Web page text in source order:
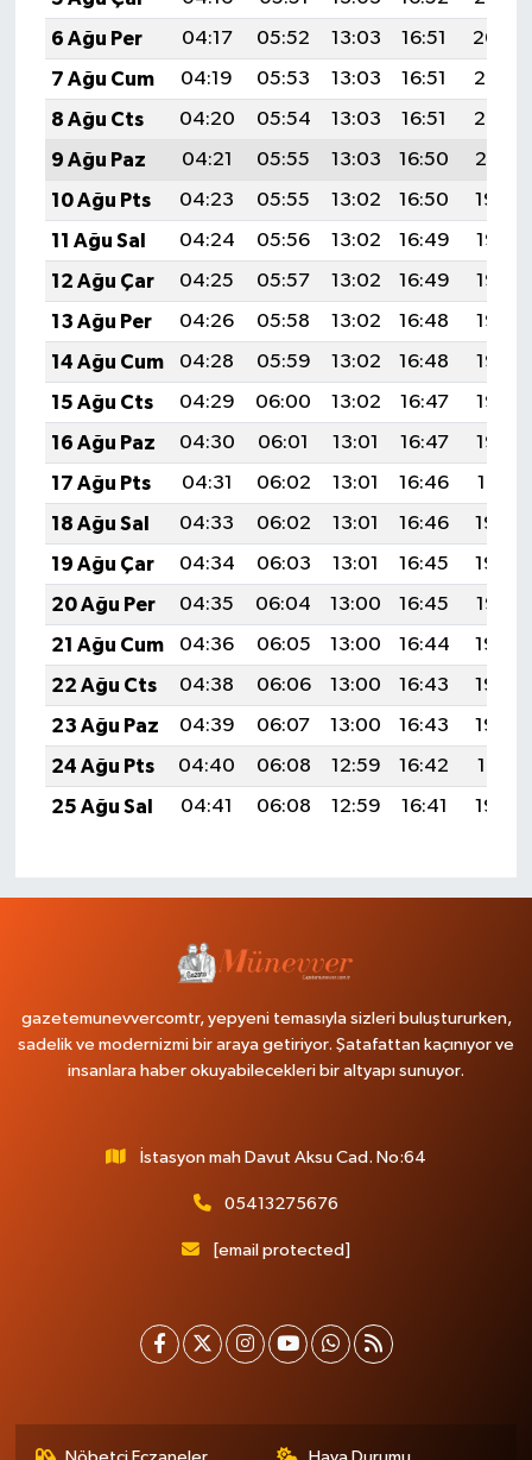
6 Ağu Per
04:17 05:52 13:03 16:51
20:04
7 Ağu Cum
04:19 05:53 13:03 16:51
20:03
8 Ağu Cts
04:20 05:54 13:03 16:51
20:02
9 Ağu Paz
04:21 05:55 13:03 16:50
20:01
10 Ağu Pts
04:23 05:55 13:02 16:50
19:59
11 Ağu Sal
04:24 05:56 13:02 16:49
19:58
12 Ağu Çar
04:25 05:57 13:02 16:49
19:57
13 Ağu Per
04:26 05:58 13:02 16:48
19:56
14 Ağu Cum
04:28 05:59 13:02 16:48
19:55
15 Ağu Cts
04:29 06:00 13:02 16:47
19:53
16 Ağu Paz
04:30 06:01 13:01 16:47
19:52
17 Ağu Pts
04:31 06:02 13:01 16:46
19:51
18 Ağu Sal
04:33 06:02 13:01 16:46
19:50
19 Ağu Çar
04:34 06:03 13:01 16:45
19:48
20 Ağu Per
04:35 06:04 13:00 16:45
19:47
21 Ağu Cum
04:36 06:05 13:00 16:44
19:45
22 Ağu Cts
04:38 06:06 13:00 16:43
19:44
23 Ağu Paz
04:39 06:07 13:00 16:43
19:43
24 Ağu Pts
04:40 06:08 12:59 16:42
19:41
25 Ağu Sal
04:41 06:08 12:59 16:41 19:40
gazetemunevvercomtr, yepyeni temasıyla sizleri buluştururken,
sadelik ve modernizmi bir araya getiriyor. Şatafattan kaçınıyor ve
insanlara haber okuyabilecekleri bir altyapı sunuyor.
İstasyon mah Davut Aksu Cad. No:64
05413275676
[email protected]